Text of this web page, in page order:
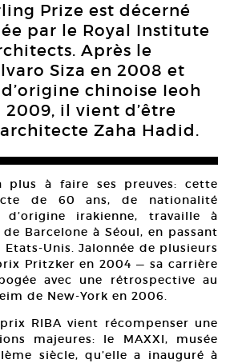
Prize est décerné
par le Royal Institute
Après le
Siza en 2008 et
chinoise Ieoh
2009, il vient d’être
Zaha Hadid.
plus à faire ses preuves: cette
de 60 ans, de nationalité
irakienne, travaille à
Barcelone à Séoul, en passant
Unis. Jalonnée de plusieurs
Pritzker en 2004 — sa carrière
avec une rétrospective au
de New-York en 2006.
RIBA vient récompenser une
majeures: le MAXXI, musée
siècle, qu’elle a inauguré à